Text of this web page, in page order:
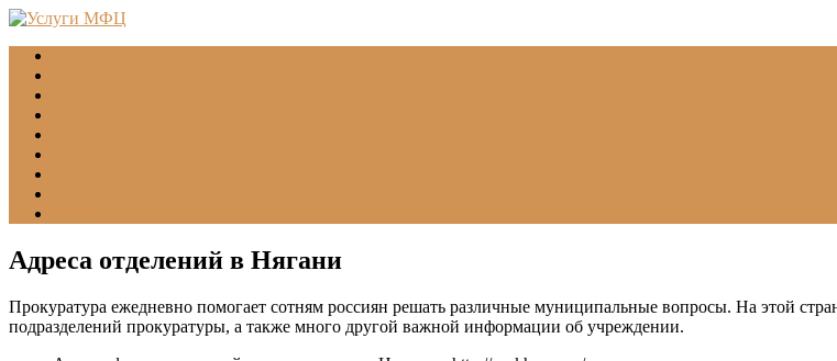
Адреса отделений в Нягани
Прокуратура ежедневно помогает сотням россиян решать различные муниципальные вопросы. На этой
подразделений прокуратуры, а также много другой важной информации об учреждении.